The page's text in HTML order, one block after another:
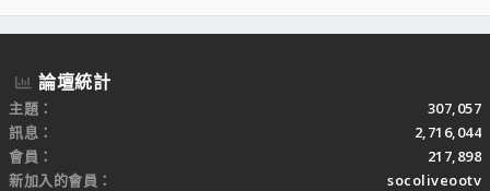
S
論壇統計
主題
307,057
訊息
2,716,044
會員
217,898
新加入的會員
socoliveootv